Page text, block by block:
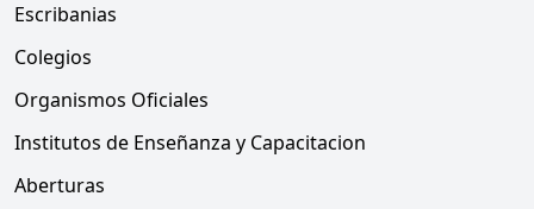
Escribanias
Colegios
Organismos Oficiales
Institutos de Enseñanza y Capacitacion
Aberturas